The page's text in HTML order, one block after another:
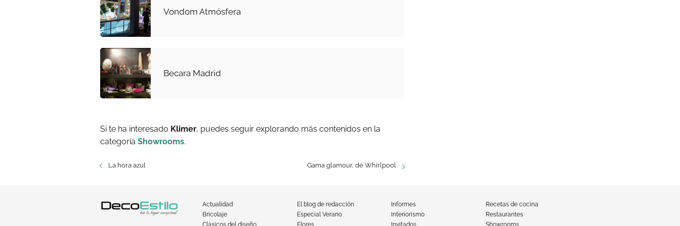
Vondom Atmósfera
Becara Madrid
Si te ha interesado Klimer, puedes seguir explorando más contenidos en la
categoría Showrooms.
La hora azul Gama glamour, de Whirlpool
Actualidad
Bricolaje
Clásicos del diseño
El blog de redacción
Especial Verano
Flores
Informes
Interiorismo
Invitados
Recetas de cocina
Restaurantes
Showrooms